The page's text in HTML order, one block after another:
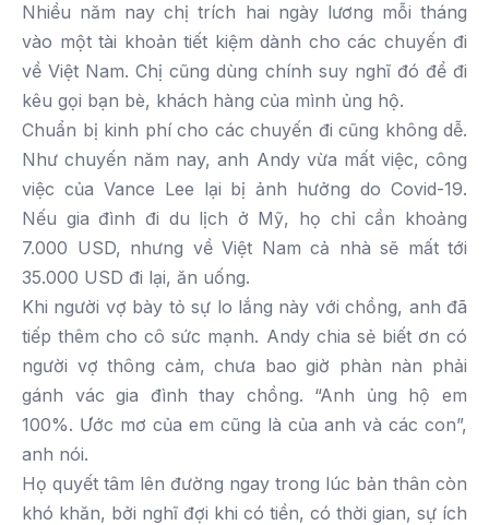
Nhiều năm nay chị trích hai ngày lương mỗi tháng
vào một tài khoản tiết kiệm dành cho các chuyến đi
về Việt Nam. Chị cũng dùng chính suy nghĩ đó để đi
kêu gọi bạn bè, khách hàng của mình ủng hộ.
Chuẩn bị kinh phí cho các chuyến đi cũng không dễ.
Như chuyến năm nay, anh Andy vừa mất việc, công
việc của Vance Lee lại bị ảnh hưởng do Covid-19.
Nếu gia đình đi du lịch ở Mỹ, họ chỉ cần khoảng
7.000 USD, nhưng về Việt Nam cả nhà sẽ mất tới
35.000 USD đi lại, ăn uống.
Khi người vợ bày tỏ sự lo lắng này với chồng, anh đã
tiếp thêm cho cô sức mạnh. Andy chia sẻ biết ơn có
người vợ thông cảm, chưa bao giờ phàn nàn phải
gánh vác gia đình thay chồng. “Anh ủng hộ em
100%. Ước mơ của em cũng là của anh và các con”,
anh nói.
Họ quyết tâm lên đường ngay trong lúc bản thân còn
khó khăn, bởi nghĩ đợi khi có tiền, có thời gian, sự ích